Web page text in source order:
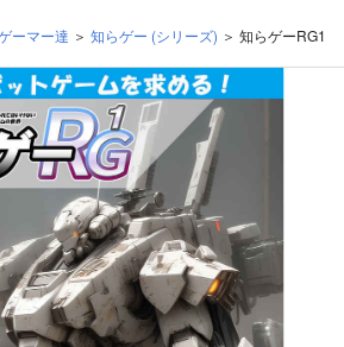
ーマー達 知らゲー (シリーズ) 知らゲーRG1